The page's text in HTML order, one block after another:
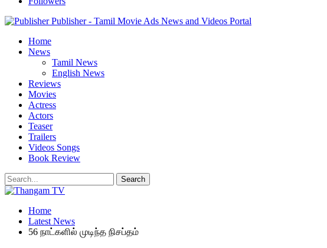
Publisher - Tamil Movie Ads News and Videos Portal
Home
News
Tamil News
English News
Reviews
Movies
Actress
Actors
Teaser
Trailers
Videos Songs
Book Review
Home
Latest News
56 நாட்களில் முடிந்த நிசப்தம்